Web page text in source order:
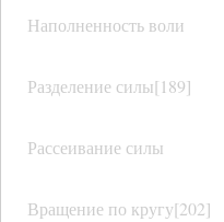
Наполненность воли
Разделение силы[189]
Рассеивание силы
Вращение по кругу[202]